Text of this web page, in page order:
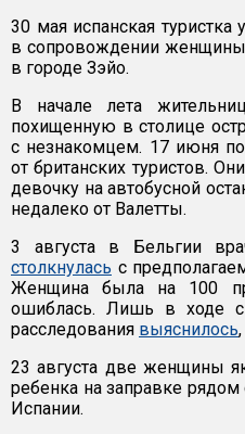
30 мая испанская
в сопровождении женщины
в городе Зэйо.
В начале лета
похищенную в столице
с незнакомцем. 17 июня
от британских туристов.
девочку на автобусной
недалеко от Валетты.
3 августа в Бельгии
столкнулась с
Женщина была на 100
ошиблась. Лишь в ходе
расследования выяснилось
23 августа две женщины
ребенка на заправке
Испании.